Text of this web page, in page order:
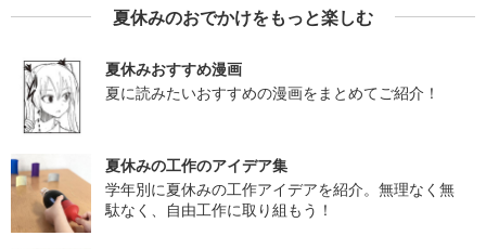
夏休みのおでかけをもっと楽しむ
夏休みおすすめ漫画
夏に読みたいおすすめの漫画をまとめてご紹介！
夏休みの工作のアイデア集
学年別に夏休みの工作アイデアを紹介。無理なく無
駄なく、自由工作に取り組もう！